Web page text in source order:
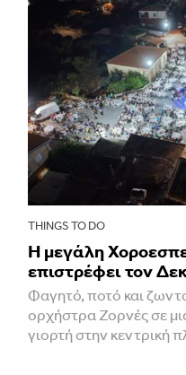
THINGS TO DO
Η μεγάλη
επιστρέφει τον
Φαγητό, ποτό και
ορχήστρα Ζορνές σε
γιορτή στην κεντρική